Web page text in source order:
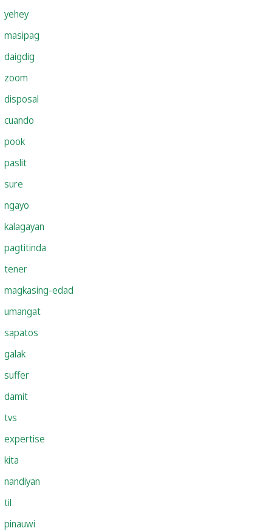
yehey
masipag
daigdig
zoom
disposal
cuando
pook
paslit
sure
ngayo
kalagayan
pagtitinda
tener
magkasing-edad
umangat
sapatos
galak
suffer
damit
tvs
expertise
kita
nandiyan
til
pinauwi